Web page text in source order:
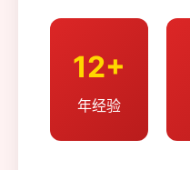
12+
年经验